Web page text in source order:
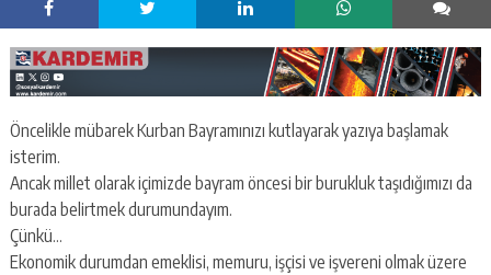
Öncelikle mübarek Kurban Bayramınızı kutlayarak yazıya başlamak
isterim.
Ancak millet olarak içimizde bayram öncesi bir burukluk taşıdığımızı da
burada belirtmek durumundayım.
Çünkü…
Ekonomik durumdan emeklisi, memuru, işçisi ve işvereni olmak üzere